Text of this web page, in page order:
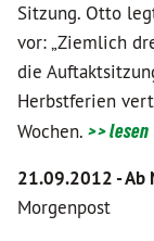
Sitzung. Otto
vor: „Ziemlich
die
Herbstferien
Wochen. >> lesen
21.09.2012 - Ab
Morgenpost